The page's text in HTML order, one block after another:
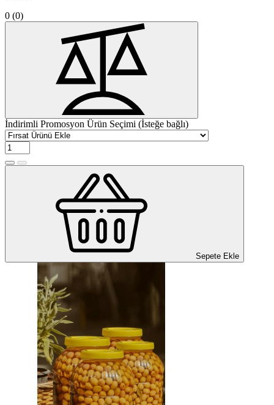
0 (0)
İndirimli Promosyon Ürün Seçimi (İsteğe bağlı)
Sepete Ekle